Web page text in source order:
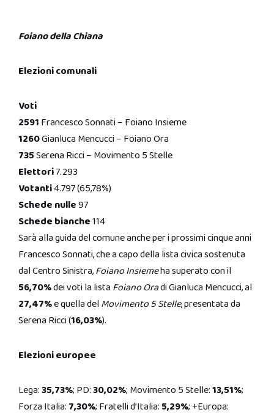
Foiano della Chiana
Elezioni comunali
Voti
2591 Francesco Sonnati – Foiano Insieme
1260Gianluca Mencucci – Foiano Ora
735Serena Ricci – Movimento 5 Stelle
Elettori7.293
Votanti4.797 (65,78%)
Schede nulle97
Schede bianche114
Sarà alla guida del comune anche per i prossimi cinque anni
Francesco Sonnati, che a capo della lista civica sostenuta
dal Centro Sinistra,Foiano Insiemeha superato con il
56,70%dei voti la lista Foiano Oradi Gianluca Mencucci, al
27,47%e quella del Movimento 5 Stelle, presentata da
Serena Ricci (16,03%).
Elezioni europee
Lega:35,73%; PD:30,02%; Movimento 5 Stelle:13,51%;
Forza Italia: 7,30%; Fratelli d’Italia: 5,29%; +Europa: